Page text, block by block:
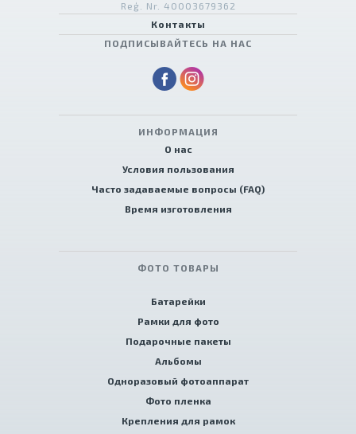
Reģ. Nr. 40003679362
Контакты
ПОДПИСЫВАЙТЕСЬ НА НАС
ИНФОРМАЦИЯ
О нас
Условия пользования
Часто задаваемые вопросы (FAQ)
Время изготовления
ФОТО ТОВАРЫ
Батарейки
Рамки для фото
Подарочные пакеты
Альбомы
Одноразовый фотоаппарат
Фото пленка
Крепления для рамок